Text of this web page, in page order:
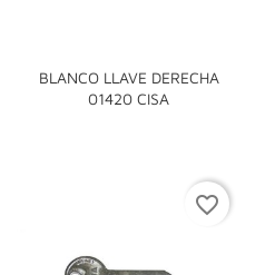
BLANCO LLAVE DERECHA
01420 CISA
favorite_border